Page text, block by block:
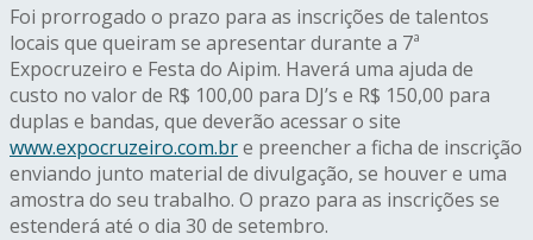
Foi prorrogado o prazo para as inscrições de talentos
locais que queiram se apresentar durante a 7ª
Expocruzeiro e Festa do Aipim. Haverá uma ajuda de
custo no valor de R$ 100,00 para DJ’s e R$ 150,00 para
duplas e bandas, que deverão acessar o site
www.expocruzeiro.com.bre preencher a ficha de inscrição
enviando junto material de divulgação, se houver e uma
amostra do seu trabalho. O prazo para as inscrições se
estenderá até o dia 30 de setembro.